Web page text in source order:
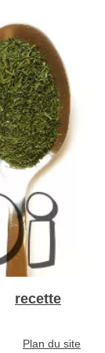
recette
Plan du site